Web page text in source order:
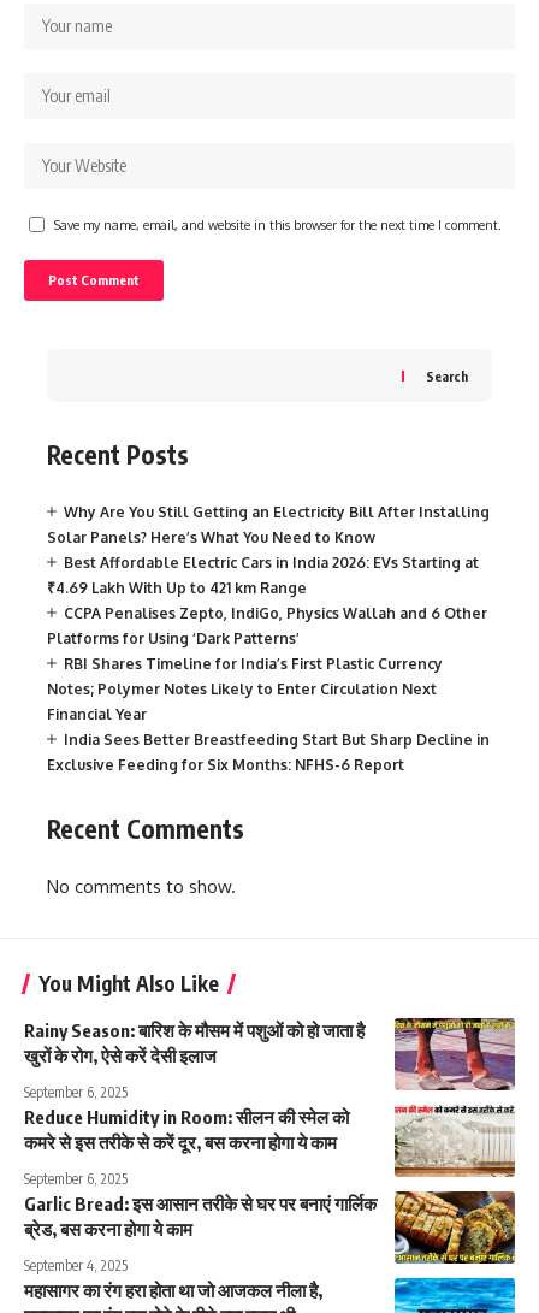
Save my name, email, and website in this browser for the next time I comment.
Search
Recent Posts
Why Are You Still Getting an Electricity Bill After Installing
Solar Panels? Here’s What You Need to Know
Best Affordable Electric Cars in India 2026: EVs Starting at
₹4.69 Lakh With Up to 421 km Range
CCPA Penalises Zepto, IndiGo, Physics Wallah and 6 Other
Platforms for Using ‘Dark Patterns’
RBI Shares Timeline for India’s First Plastic Currency
Notes; Polymer Notes Likely to Enter Circulation Next
Financial Year
India Sees Better Breastfeeding Start But Sharp Decline in
Exclusive Feeding for Six Months: NFHS-6 Report
Recent Comments
No comments to show.
You Might Also Like
Rainy Season: बारिश के मौसम में पशुओं को हो जाता है
खुरों के रोग, ऐसे करें देसी इलाज
September 6, 2025
Reduce Humidity in Room: सीलन की स्मेल को
कमरे से इस तरीके से करें दूर, बस करना होगा ये काम
September 6, 2025
Garlic Bread: इस आसान तरीके से घर पर बनाएं गार्लिक
ब्रेड, बस करना होगा ये काम
September 4, 2025
महासागर का रंग हरा होता था जो आजकल नीला है,